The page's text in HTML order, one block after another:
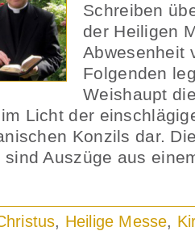
Schreiben
der Heiligen
Abwesenheit
Folgenden
Weishaupt
Licht der
Konzils dar.
sind Auszüge aus
, Heilige Messe,